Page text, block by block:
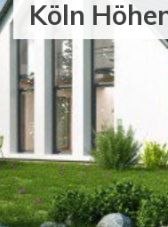
Köln